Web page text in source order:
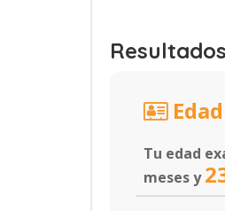
Tu edad
meses y